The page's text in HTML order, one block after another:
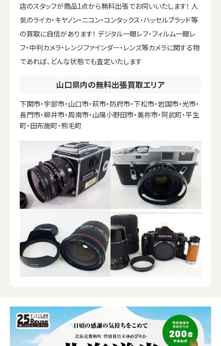
店のスタッフが商品1点から無料出張でお伺いいたします！ 人
気のライカ・キヤノン・ニコン・コンタックス・ハッセルブラッド等
の買取に自信があります！ デジタル一眼レフ・フィルム一眼レ
フ・中判カメラ・レンジファインダー・レンズ等カメラに関する物
であれば、どんな状態でも査定いたします
山口県内の無料出張買取エリア
下関市・宇部市・山口市・萩市・防府市・下松市・岩国市・光市・
長門市・柳井市・周南市・山陽小野田市・美祢市・阿武町・平生
町・田布施町・熊毛町